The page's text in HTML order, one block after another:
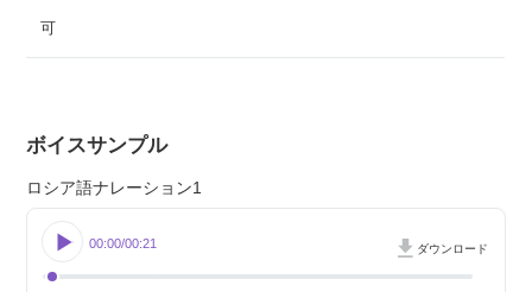
可
ボイスサンプル
ロシア語ナレーション1
00:00 00:21 ダウンロード